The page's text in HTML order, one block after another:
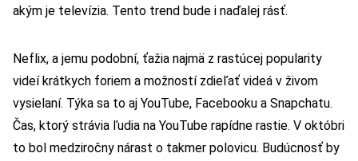
akým je televízia. Tento trend bude i naďalej rásť.
Neflix, a jemu podobní, ťažia najmä z rastúcej popularity
videí krátkych foriem a možností zdieľať videá v živom
vysielaní. Týka sa to aj YouTube, Facebooku a Snapchatu.
Čas, ktorý strávia ľudia na YouTube rapídne rastie. V októbri
to bol medziročny nárast o takmer polovicu. Budúcnosť by